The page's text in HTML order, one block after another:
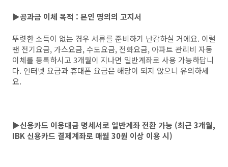
▶공과금 이체 목적 : 본인 명의의 고지서
뚜렷한 소득이 없는 경우 서류를 준비하기 난감하실 거에요. 이럴
땐 전기요금, 가스요금, 수도요금, 전화요금, 아파트 관리비 자동
이체를 등록하시고 3개월이 지나면 일반계좌로 사용 가능하답니
다. 인터넷 요금과 휴대폰 요금은 해당이 되지 않으니 유의하세
요.
▶신용카드 이용대금 명세서로 일반계좌 전환 가능 (최근 3개월,
IBK 신용카드 결제계좌로 매월 30원 이상 이용 시)